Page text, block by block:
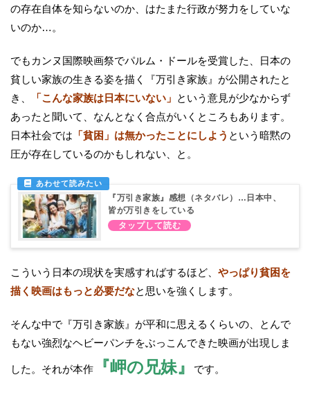
の存在自体を知らないのか、はたまた行政が努力をしていな
いのか…。
でもカンヌ国際映画祭でパルム・ドールを受賞した、日本の
貧しい家族の生きる姿を描く『万引き家族』が公開されたと
き、
「こんな家族は日本にいない」 という意見が少なからず
あったと聞いて、なんとなく合点がいくところもあります。
日本社会では 「貧困」は無かったことにしよう という暗黙の
圧が存在しているのかもしれない、と。
『万引き家族』感想（ネタバレ）…日本中、
皆が万引きをしている
こういう日本の現状を実感すればするほど、 やっぱり貧困を
描く映画はもっと必要だなと思いを強くします。
そんな中で『万引き家族』が平和に思えるくらいの、とんで
もない強烈なヘビーパンチをぶっこんできた映画が出現しま
した。それが本作 『岬の兄妹』 です。